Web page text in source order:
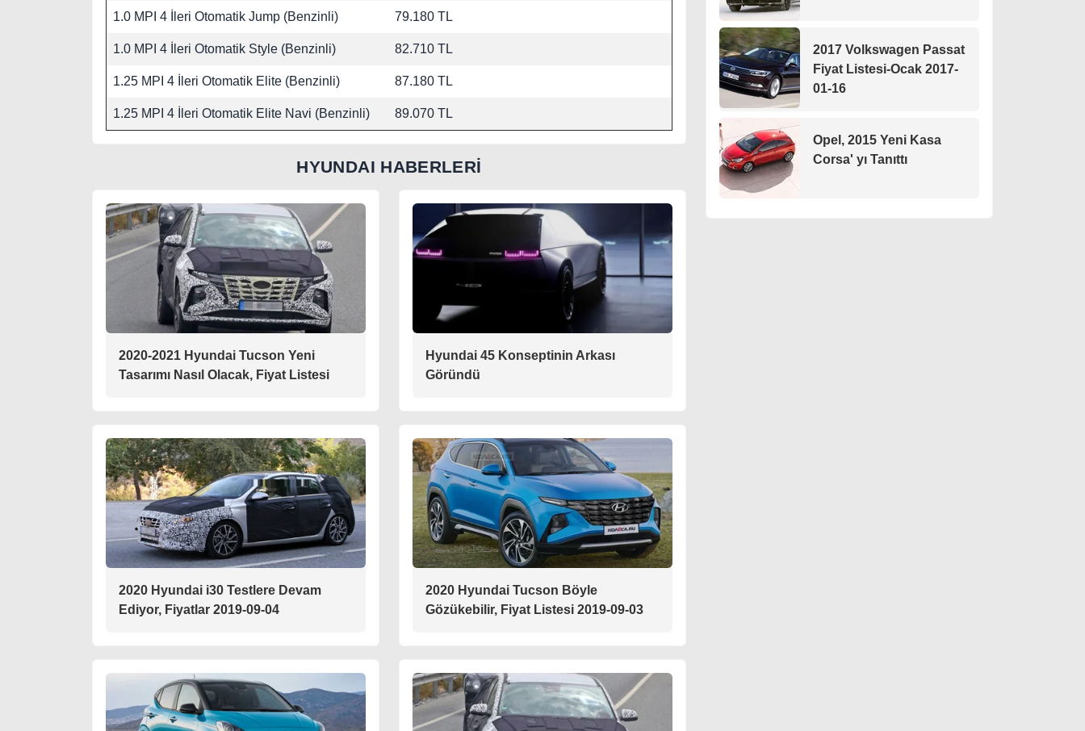
1.0 MPI 4 İleri Otomatik Jump (Benzinli) 79.180 TL
1.0 MPI 4 İleri Otomatik Style (Benzinli) 82.710 TL
1.25 MPI 4 İleri Otomatik Elite (Benzinli) 87.180 TL
1.25 MPI 4 İleri Otomatik Elite Navi (Benzinli) 89.070 TL
HYUNDAI HABERLERİ
2020-2021 Hyundai Tucson Yeni
Tasarımı Nasıl Olacak, Fiyat Listesi
Hyundai 45 Konseptinin Arkası
Göründü
2020 Hyundai i30 Testlere Devam
Ediyor, Fiyatlar 2019-09-04
2020 Hyundai Tucson Böyle
Gözükebilir, Fiyat Listesi 2019-09-03
2017 Volkswagen Passat
Fiyat Listesi-Ocak 2017-
01-16
Opel, 2015 Yeni Kasa
Corsa' yı Tanıttı